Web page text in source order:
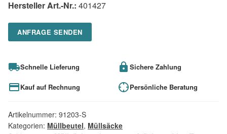
Hersteller Art.-Nr.: 401427
ANFRAGE SENDEN
Schnelle Lieferung Sichere Zahlung
Kauf auf Rechnung Persönliche Beratung
Artikelnummer: 91203-S
Kategorien: Müllbeutel, Müllsäcke